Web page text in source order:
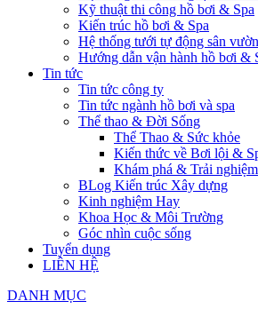
Kỹ thuật thi công hồ bơi & Spa
Kiến trúc hồ bơi & Spa
Hệ thống tưới tự động sân
Hướng dẫn vận hành hồ bơi &
Tin tức
Tin tức công ty
Tin tức ngành hồ bơi và spa
Thể thao & Đời Sống
Thể Thao & Sức khỏe
Kiến thức về Bơi lội &
Khám phá & Trải nghiệm
BLog Kiến trúc Xây dựng
Kinh nghiệm Hay
Khoa Học & Môi Trường
Góc nhìn cuộc sống
Tuyển dụng
LIÊN HỆ
DANH MỤC